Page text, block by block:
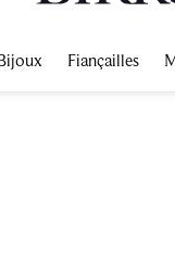
Fiançailles